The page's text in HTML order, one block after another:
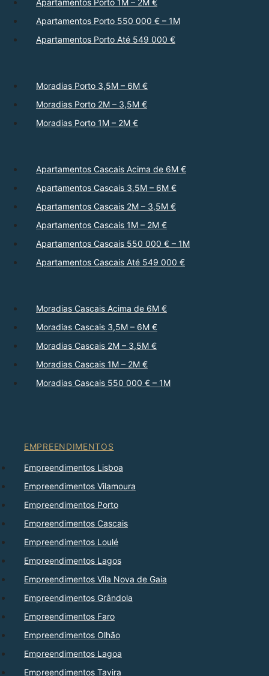
Apartamentos Porto 550 000 € – 1M
Apartamentos Porto Até 549 000 €
Moradias Porto 3,5M – 6M €
Moradias Porto 2M – 3,5M €
Moradias Porto 1M – 2M €
Apartamentos Cascais Acima de 6M €
Apartamentos Cascais 3,5M – 6M €
Apartamentos Cascais 2M – 3,5M €
Apartamentos Cascais 1M – 2M €
Apartamentos Cascais 550 000 € – 1M
Apartamentos Cascais Até 549 000 €
Moradias Cascais Acima de 6M €
Moradias Cascais 3,5M – 6M €
Moradias Cascais 2M – 3,5M €
Moradias Cascais 1M – 2M €
Moradias Cascais 550 000 € – 1M
EMPREENDIMENTOS
Empreendimentos Lisboa
Empreendimentos Vilamoura
Empreendimentos Porto
Empreendimentos Cascais
Empreendimentos Loulé
Empreendimentos Lagos
Empreendimentos Vila Nova de Gaia
Empreendimentos Grândola
Empreendimentos Faro
Empreendimentos Olhão
Empreendimentos Lagoa
Empreendimentos Tavira